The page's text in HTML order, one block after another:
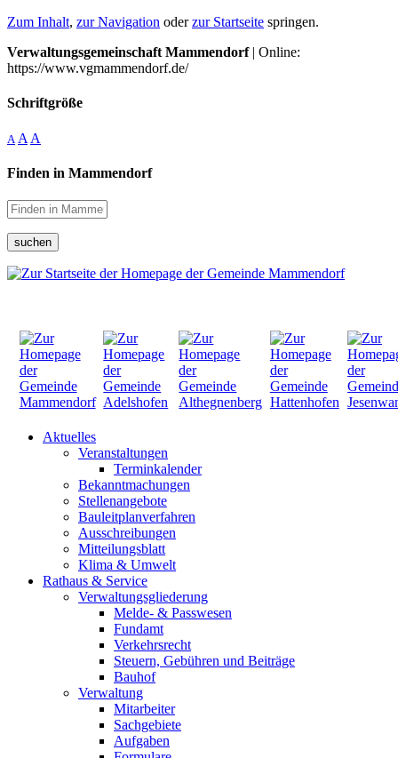
Zum Inhalt, zur Navigation oderzur Startseite springen.
Verwaltungsgemeinschaft Mammendorf| Online:
https://www.vgmammendorf.de/
Schriftgröße
A A A
Finden in Mammendorf
suchen
Aktuelles
Veranstaltungen
Terminkalender
Bekanntmachungen
Stellenangebote
Bauleitplanverfahren
Ausschreibungen
Mitteilungsblatt
Klima & Umwelt
Rathaus & Service
Verwaltungsgliederung
Melde- & Passwesen
Fundamt
Verkehrsrecht
Steuern, Gebühren und Beiträge
Bauhof
Verwaltung
Mitarbeiter
Sachgebiete
Aufgaben